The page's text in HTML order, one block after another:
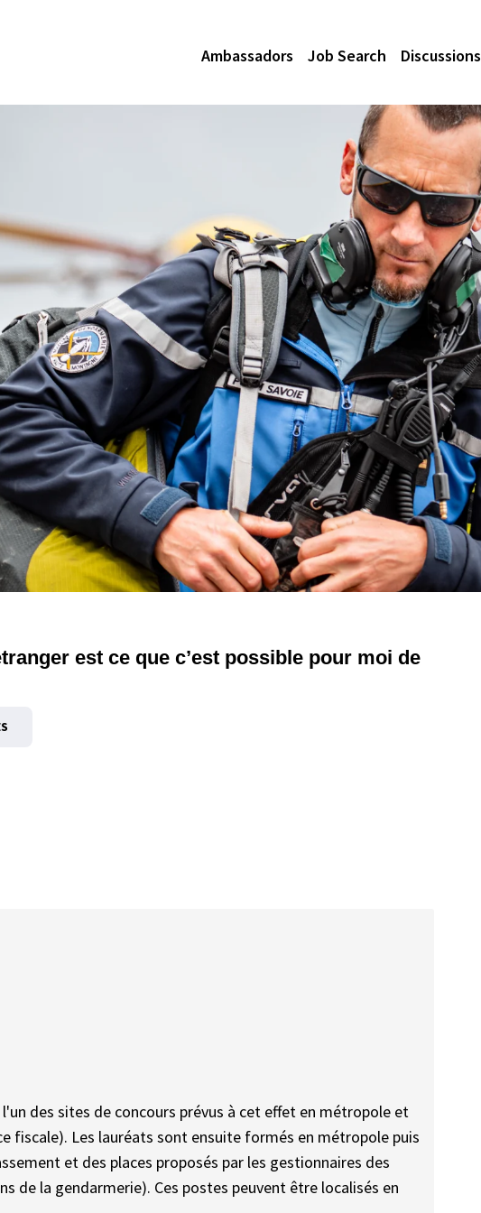
Ambassadors Job Search Discussions
est ce que c’est possible pour moi de
des sites de concours prévus à cet effet en métropole et
fiscale). Les lauréats sont ensuite formés en métropole puis
et des places proposés par les gestionnaires des
de la gendarmerie). Ces postes peuvent être localisés en